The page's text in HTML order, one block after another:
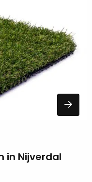
in Nijverdal